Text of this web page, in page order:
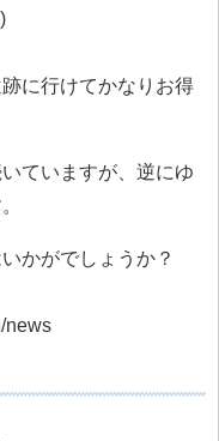
に行けてかなりお得
ていますが、逆にゆ
かがでしょうか？
news